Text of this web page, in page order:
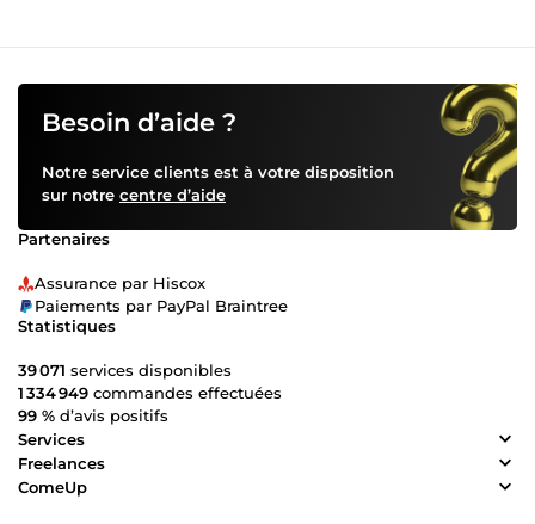
Besoin d’aide ?
Notre service clients est à votre disposition
sur notre centre d’aide
Partenaires
Assurance par Hiscox
Paiements par PayPal Braintree
Statistiques
39 071 services disponibles
1 334 949 commandes effectuées
99 % d’avis positifs
Services
Freelances
ComeUp